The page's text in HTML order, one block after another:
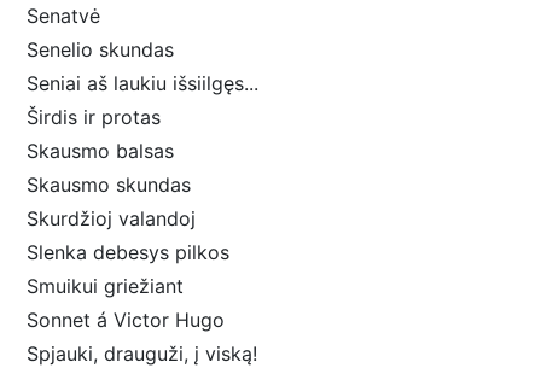
Senatvė
Senelio skundas
Seniai aš laukiu išsiilgęs...
Širdis ir protas
Skausmo balsas
Skausmo skundas
Skurdžioj valandoj
Slenka debesys pilkos
Smuikui griežiant
Sonnet á Victor Hugo
Spjauki, drauguži, į viską!